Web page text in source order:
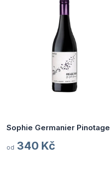
Sophie Germanier Pinotage
od 340 Kč